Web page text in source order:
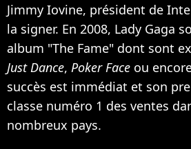
Jimmy Iovine, président de
la signer. En 2008, Lady Gaga
album "The Fame" dont sont
Just Dance, Poker Face ou
succès est immédiat et son
classe numéro 1 des ventes
nombreux pays.